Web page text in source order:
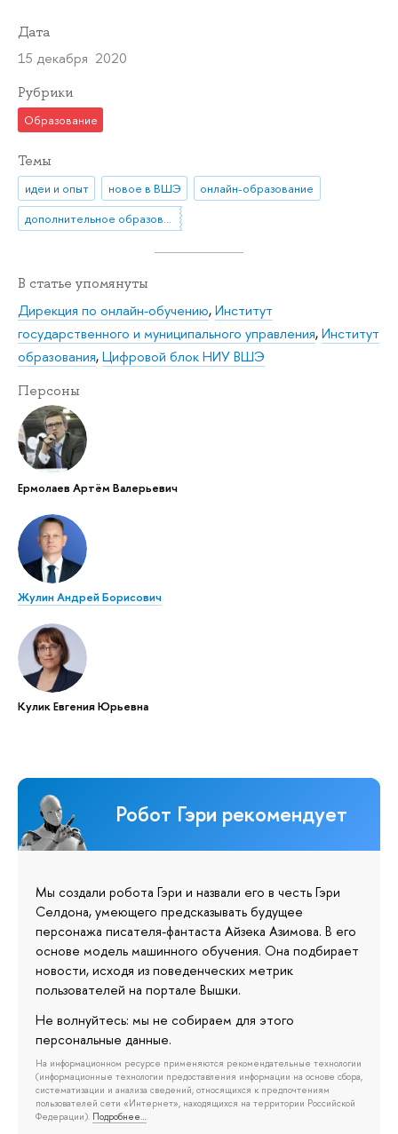
Дата
15 декабря 2020
Рубрики
Образование
Темы
идеи и опыт новое в ВШЭ
онлайн-образование
дополнительное образование
В статье упомянуты
Дирекция по онлайн-обучению,Институт
государственного и муниципального управления,Институт
образования,Цифровой блок НИУ ВШЭ
Персоны
Ермолаев Артём Валерьевич
Жулин Андрей Борисович
Кулик Евгения Юрьевна
Робот Гэри рекомендует
Мы создали робота Гэри и назвали его в честь Гэри
Селдона, умеющего предсказывать будущее
персонажа писателя-фантаста Айзека Азимова. В его
основе модель машинного обучения. Она подбирает
новости, исходя из поведенческих метрик
пользователей на портале Вышки.
Не волнуйтесь: мы не собираем для этого
персональные данные.
На информационном ресурсе применяются рекомендательные технологии
(информационные технологии предоставления информации на основе сбора,
систематизации и анализа сведений, относящихся к предпочтениям
пользователей сети «Интернет», находящихся на территории Российской
Федерации). Подробнее…